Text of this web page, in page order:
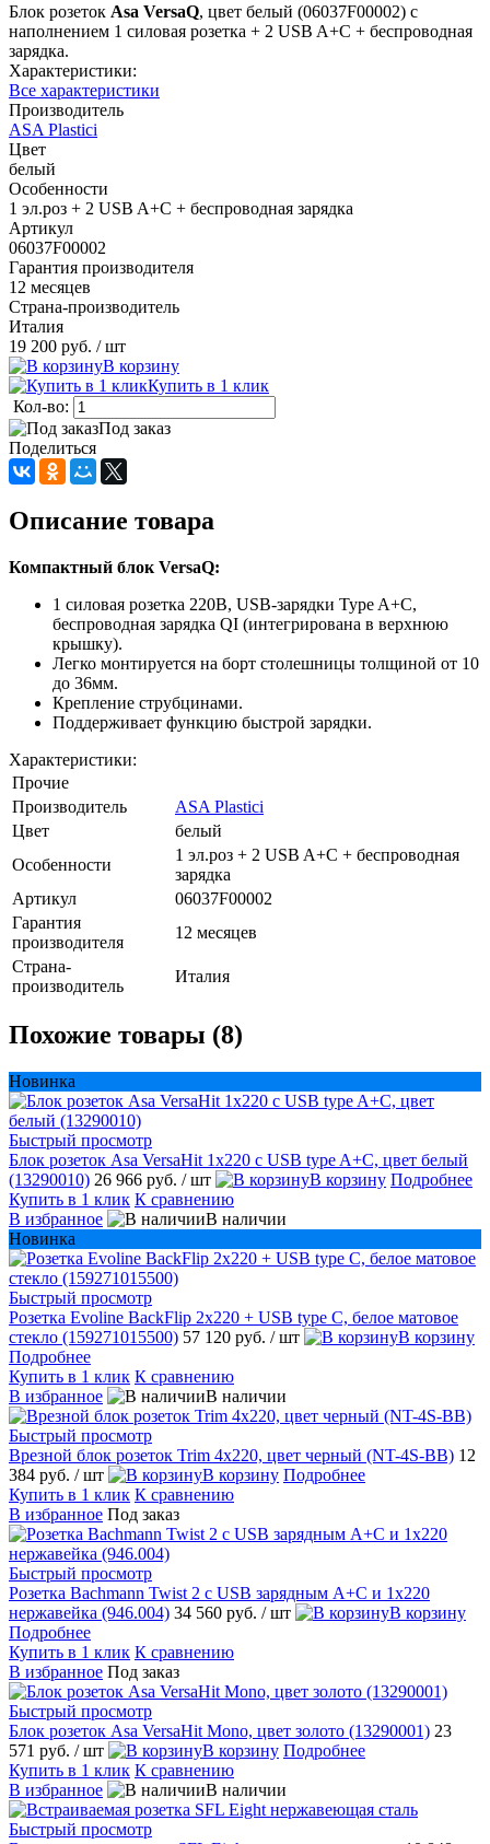
Блок розеток Asa VersaQ, цвет белый (06037F00002) с
наполнением 1 силовая розетка + 2 USB A+С + беспроводная
зарядка.
Характеристики:
Все характеристики
Производитель
ASA Plastici
Цвет
белый
Особенности
1 эл.роз + 2 USB A+С + беспроводная зарядка
Артикул
06037F00002
Гарантия производителя
12 месяцев
Страна-производитель
Италия
19 200 руб. / шт
В корзину
Купить в 1 клик
Кол-во:
Под заказ
Поделиться
Описание товара
Компактный блок VersaQ:
1 силовая розетка 220В, USB-зарядки Type A+C,
беспроводная зарядка QI (интегрирована в верхнюю
крышку).
Легко монтируется на борт столешницы толщиной от 10
до 36мм.
Крепление струбцинами.
Поддерживает функцию быстрой зарядки.
Характеристики:
Прочие
Производитель
ASA Plastici
Цвет
белый
Особенности
1 эл.роз + 2 USB A+С + беспроводная
зарядка
Артикул
06037F00002
Гарантия
производителя
12 месяцев
Страна-
производитель
Италия
Похожие товары (8)
Новинка
Быстрый просмотр
Блок розеток Asa VersaHit 1х220 с USB type A+C, цвет белый
(13290010) 26 966 руб. / шт В корзину Подробнее
Купить в 1 клик К сравнению
В избранное
В наличии
Новинка
Быстрый просмотр
Розетка Evoline BackFlip 2х220 + USB type C, белое матовое
стекло (159271015500) 57 120 руб. / шт
В корзину
Подробнее
Купить в 1 клик К сравнению
В избранное
В наличии
Быстрый просмотр
Врезной блок розеток Trim 4х220, цвет черный (NT-4S-BB) 12
384 руб. / шт В корзину Подробнее
Купить в 1 клик К сравнению
В избранное Под заказ
Быстрый просмотр
Розетка Bachmann Twist 2 с USB зарядным A+C и 1х220
нержавейка (946.004) 34 560 руб. / шт
В корзину
Подробнее
Купить в 1 клик К сравнению
В избранное Под заказ
Быстрый просмотр
Блок розеток Asa VersaHit Mono, цвет золото (13290001) 23
571 руб. / шт В корзину Подробнее
Купить в 1 клик К сравнению
В избранное
В наличии
Быстрый просмотр